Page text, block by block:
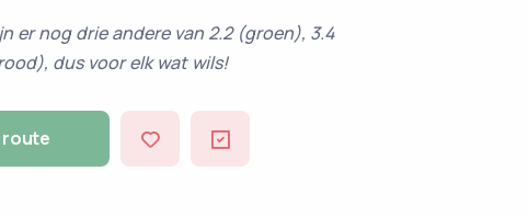
er nog drie andere van 2.2 (groen), 3.4
dus voor elk wat wils!
route